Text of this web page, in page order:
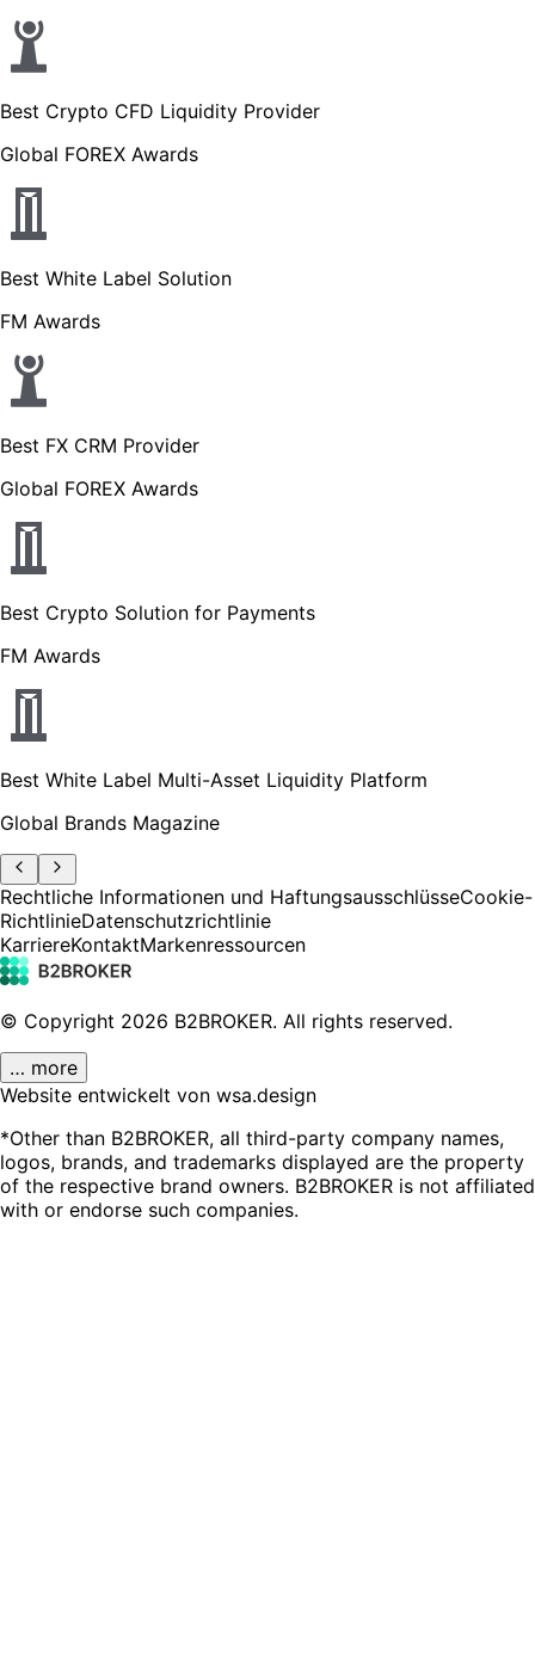
Best Crypto CFD Liquidity Provider
Global FOREX Awards
Best White Label Solution
FM Awards
Best FX CRM Provider
Global FOREX Awards
Best Crypto Solution for Payments
FM Awards
Best White Label Multi-Asset Liquidity Platform
Global Brands Magazine
Rechtliche Informationen und HaftungsausschlüsseCookie-
RichtlinieDatenschutzrichtlinie
KarriereKontaktMarkenressourcen
© Copyright 2026 B2BROKER. All rights reserved.
… more
Website entwickelt von wsa.design
*Other than B2BROKER, all third-party company names,
logos, brands, and trademarks displayed are the property
of the respective brand owners. B2BROKER is not affiliated
with or endorse such companies.